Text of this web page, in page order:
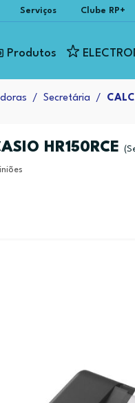
Serviços Clube RP+
Produtos
Secretária
HR150RCE